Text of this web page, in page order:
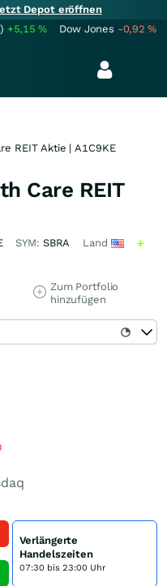
Depot eröffnen
+5,15% Dow Jones -0,92%
REIT Aktie | A1C9KE
Care REIT
SYM: SBRA Land
Zum Portfolio
hinzufügen
Verlängerte
Handelszeiten
07:30 bis 23:00 Uhr